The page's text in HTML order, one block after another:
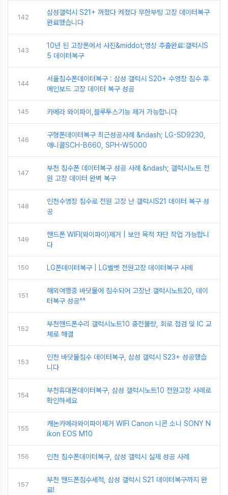
142
삼성갤럭시 S21+ 꺼졌다 켜졌다 무한부팅 고장 데이터복구
완료했습니다
143
10년 된 고장폰에서 사진&middot;영상 추출완료:갤럭시S
5 데이터복구
144
서울침수폰데이터복구 : 삼성 갤럭시 S20+ 수영장 침수 후
메인보드 고장 데이터 복구 성공
145 카메라 와이파이,블루투스기능 제거 가능합니다
146
구형폰데이터복구 최근성공사례 &ndash; LG-SD9230,
애니콜SCH-B660, SPH-W5000
147
부천 침수폰 데이터복구 성공 사례 &ndash; 갤럭시노트 전
원 고장 데이터 완벽 복구
148
인천수영장 침수로 전원 고장 난 갤럭시S21 데이터 복구 성
공
149
핸드폰 WIFI(와이파이)제거 | 보안 목적 차단 작업 가능합니
다
150 LG폰데이터복구 | LG벨벳 전원고장 데이터복구 사례
151
해외여행중 바닷물에 침수되어 고장난 갤럭시노트20, 데이
터복구 성공^^
152
부천핸드폰수리 갤럭시노트10 충전불량, 회로 점검 및 IC 교
체로 해결
153
인천 바닷물침수 데이터복구, 삼성 갤럭시 S23+ 성공했습
니다
154
부천휴대폰데이터복구, 삼성 갤럭시노트10 전원고장 사례로
확인하세요
155
캐논카메라와이파이제거 WIFI Canon 니콘 소니 SONY N
ikon EOS M10
156 인천 침수폰데이터복구, 삼성 갤럭시 실제 성공 사례
157
부천 핸드폰침수세척, 삼성 갤럭시 S21 데이터복구까지 완
료!